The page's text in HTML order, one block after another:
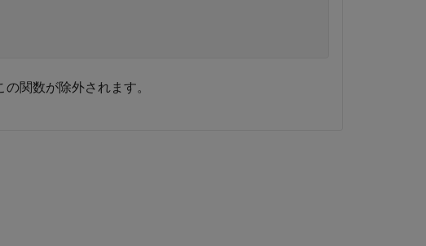
関数が除外されます。